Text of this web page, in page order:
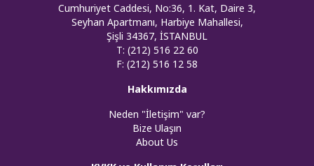
Cumhuriyet Caddesi, No:36, 1. Kat, Daire 3,
Seyhan Apartmanı, Harbiye Mahallesi,
Şişli 34367, İSTANBUL
T: (212) 516 22 60
F: (212) 516 12 58
Hakkımızda
Neden "İletişim" var?
Bize Ulaşın
About Us